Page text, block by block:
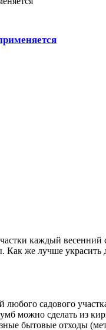
каждый весенний
Как же лучше
любого садового
можно сделать из
бытовые отходы